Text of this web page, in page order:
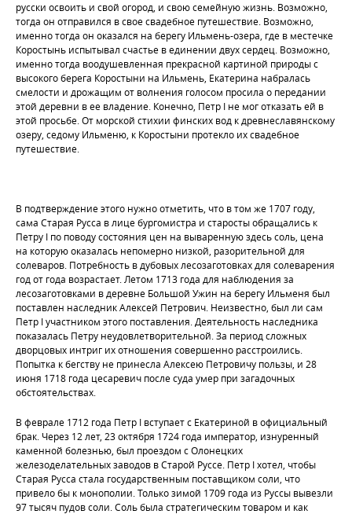
русски освоить и свой огород, и свою семейную жизнь. Возможно,
тогда он отправился в свое свадебное путешествие. Возможно,
именно тогда он оказался на берегу Ильмень-озера, где в местечке
Коростынь испытывал счастье в единении двух сердец. Возможно,
именно тогда воодушевленная прекрасной картиной природы с
высокого берега Коростыни на Ильмень, Екатерина набралась
смелости и дрожащим от волнения голосом просила о передании
этой деревни в ее владение. Конечно, Петр I не мог отказать ей в
этой просьбе. От морской стихии финских вод к древнеславянскому
озеру, седому Ильменю, к Коростыни протекло их свадебное
путешествие.
В подтверждение этого нужно отметить, что в том же 1707 году,
сама Старая Русса в лице бургомистра и старосты обращались к
Петру I по поводу состояния цен на вываренную здесь соль, цена
на которую оказалась непомерно низкой, разорительной для
солеваров. Потребность в дубовых лесозаготовках для солеварения
год от года возрастает. Летом 1713 года для наблюдения за
лесозаготовками в деревне Большой Ужин на берегу Ильменя был
поставлен наследник Алексей Петрович. Неизвестно, был ли сам
Петр I участником этого поставления. Деятельность наследника
показалась Петру неудовлетворительной. За период сложных
дворцовых интриг их отношения совершенно расстроились.
Попытка к бегству не принесла Алексею Петровичу пользы, и 28
июня 1718 года цесаревич после суда умер при загадочных
обстоятельствах.
В феврале 1712 года Петр I вступает с Екатериной в официальный
брак. Через 12 лет, 23 октября 1724 года император, изнуренный
каменной болезнью, был проездом с Олонецких
железоделательных заводов в Старой Руссе. Петр I хотел, чтобы
Старая Русса стала государственным поставщиком соли, что
привело бы к монополии. Только зимой 1709 года из Руссы вывезли
97 тысяч пудов соли. Соль была стратегическим товаром и как